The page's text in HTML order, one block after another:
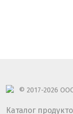
Каталог
© 2017-2026